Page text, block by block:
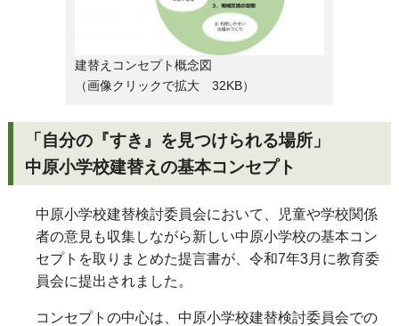
建替えコンセプト概念図
（画像クリックで拡大 32KB）
「自分の『すき』を見つけられる場所」
中原小学校建替えの基本コンセプト
中原小学校建替検討委員会において、児童や学校関係
者の意見も収集しながら新しい中原小学校の基本コン
セプトを取りまとめた提言書が、令和7年3月に教育委
員会に提出されました。
コンセプトの中心は、中原小学校建替検討委員会での